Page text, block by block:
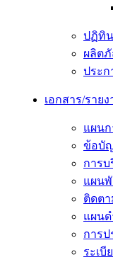
ปฏิทิ
ผลิต
ประก
เอกสาร/ราย
แผนก
ข้อบั
การ
แผน
ติดต
แผนด
การป
ระเบี